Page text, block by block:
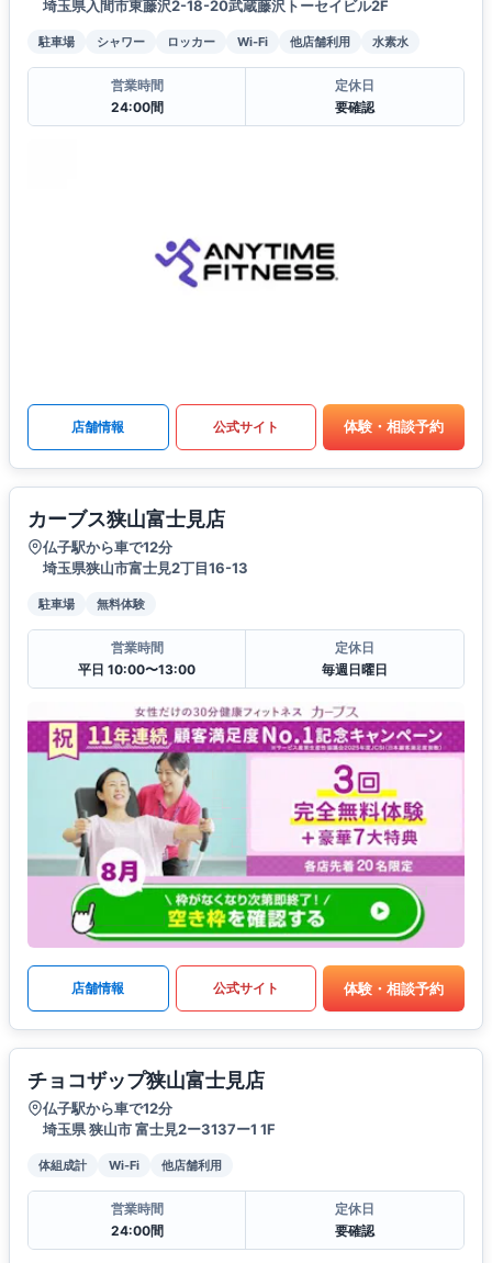
埼玉県入間市東藤沢2-18-20武蔵藤沢トーセイビル2F
駐車場 シャワー ロッカー Wi-Fi 他店舗利用 水素水
営業時間
24:00間
定休日
要確認
店舗情報 公式サイト 体験・相談予約
カーブス狭山富士見店
仏子駅から車で12分
埼玉県狭山市富士見2丁目16-13
駐車場 無料体験
営業時間
平日 10:00〜13:00
定休日
毎週日曜日
店舗情報 公式サイト 体験・相談予約
チョコザップ狭山富士見店
仏子駅から車で12分
埼玉県 狭山市 富士見2ー3137ー1 1F
体組成計 Wi-Fi 他店舗利用
営業時間
24:00間
定休日
要確認